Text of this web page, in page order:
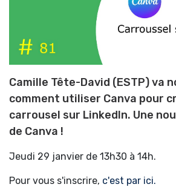
Camille Tête-David (ESTP) va
comment utiliser Canva pour
carrousel sur LinkedIn. Une
de Canva !
Jeudi 29 janvier de 13h30 à 14h.
Pour vous s'inscrire, c'est par ici.